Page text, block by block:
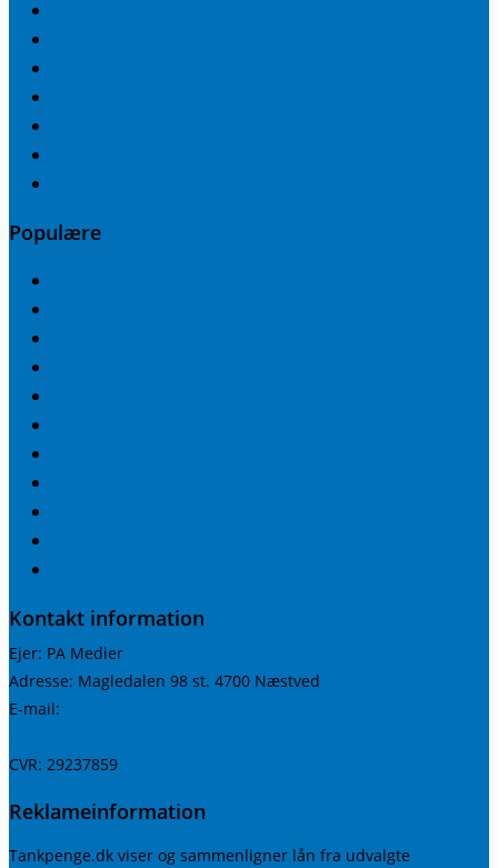
Populære
Kontakt information
Ejer: PA Medier
Adresse: Magledalen 98 st. 4700 Næstved
E-mail:
CVR: 29237859
Reklameinformation
Tankpenge.dk viser og sammenligner lån fra udvalgte